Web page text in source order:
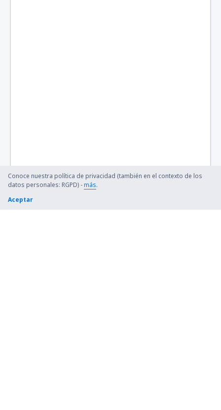
Conoce nuestra política de privacidad (también en el contexto de los
datos personales: RGPD) -más.
Aceptar